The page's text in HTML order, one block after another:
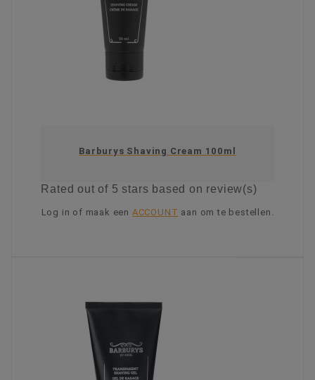
Barburys Shaving Cream 100ml
Ratedout of 5 stars based on review(s)
Log in of maak een ACCOUNT aan om te bestellen.